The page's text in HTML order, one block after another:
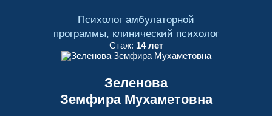
Психолог амбулаторной
программы, клинический психолог
Стаж: 14 лет
Зеленова
Земфира Мухаметовна